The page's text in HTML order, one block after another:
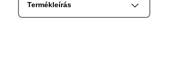
Termékleírás